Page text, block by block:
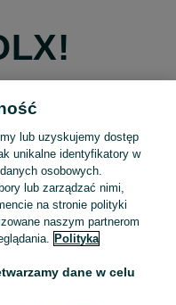
Facebooka
konto Apple
Google
lub uzyskujemy dostęp
unikalne identyfikatory w
osobowych.
lub zarządzać nimi,
na stronie polityki
naszym partnerom
Polityka
dane w celu